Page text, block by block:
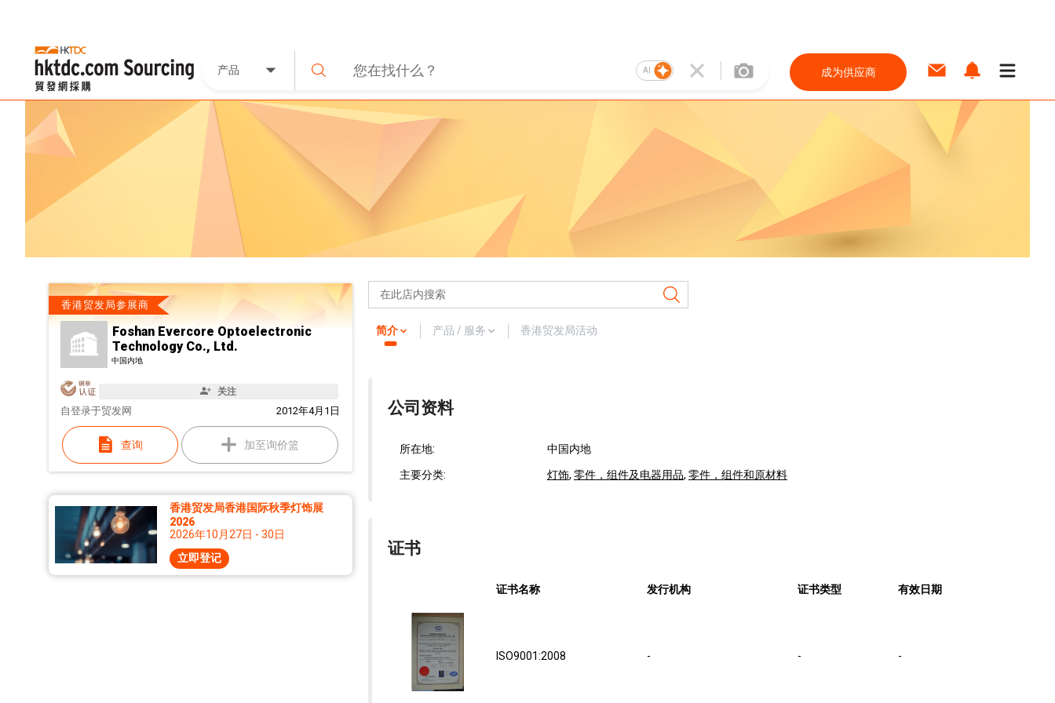
产品 AI 成为供应商
香港贸发局参展商
Foshan Evercore Optoelectronic
Technology Co., Ltd.
中国内地
关注
自 2012年4月1日
登录于贸发网
查询 加至询价篮
香港贸发局香港国际秋季灯饰展
2026
2026年10月27日 - 30日
立即登记
简介 产品 / 服务 香港贸发局活动
公司资料
所在地: 中国内地
主要分类: 灯饰, 零件，组件及电器用品, 零件，组件和原材料
证书
证书名称 发行机构 证书类型 有效日期
ISO9001:2008 - - -